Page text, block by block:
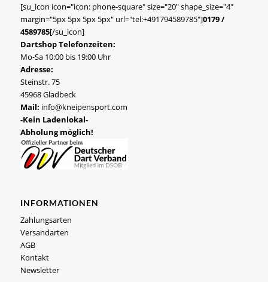
[su_icon icon="icon: phone-square" size="20" shape_size="4"
margin="5px 5px 5px 5px" url="tel:+491794589785"]0179 /
4589785[/su_icon]
Dartshop Telefonzeiten:
Mo-Sa 10:00 bis 19:00 Uhr
Adresse:
Steinstr. 75
45968 Gladbeck
Mail: info@kneipensport.com
-Kein Ladenlokal-
Abholung möglich!
INFORMATIONEN
Zahlungsarten
Versandarten
AGB
Kontakt
Newsletter